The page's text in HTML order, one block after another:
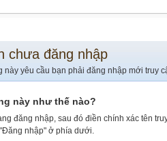
chưa đăng nhập
này yêu cầu bạn phải đăng nhập mới truy
này như thế nào?
đăng nhập, sau đó điền chính xác tên
nhập" ở phía dưới.